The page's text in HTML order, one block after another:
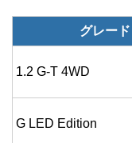
グレード
1.2 G-T 4WD
G LED Edition